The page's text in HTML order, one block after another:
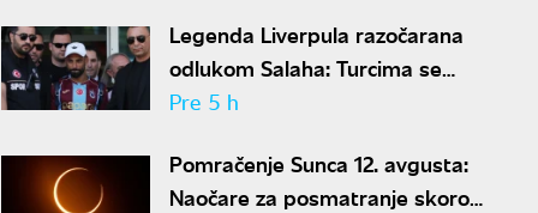
Legenda Liverpula razočarana
odlukom Salaha: Turcima se
neće dopasti ove reči
Pre 5 h
Pomračenje Sunca 12. avgusta:
Naočare za posmatranje skoro